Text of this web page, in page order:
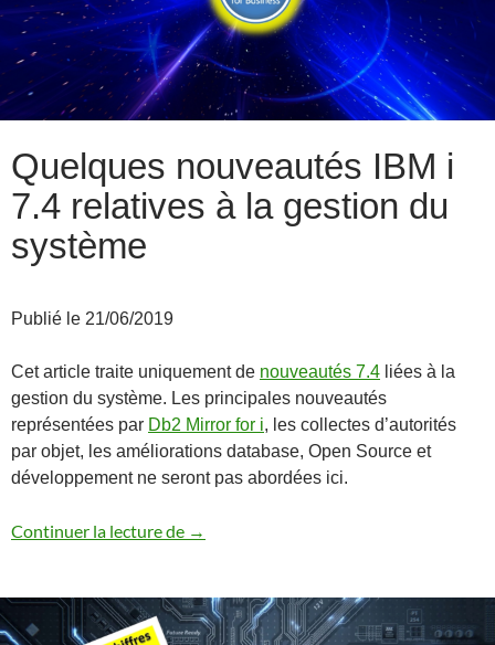
Quelques nouveautés IBM i
7.4 relatives à la gestion du
système
Publié le 21/06/2019
Cet article traite uniquement de nouveautés 7.4 liées à la
gestion du système. Les principales nouveautés
représentées par Db2 Mirror for i, les collectes d’autorités
par objet, les améliorations database, Open Source et
développement ne seront pas abordées ici.
Continuer la lecture de Quelques nouveautés IBM i 7.4
→